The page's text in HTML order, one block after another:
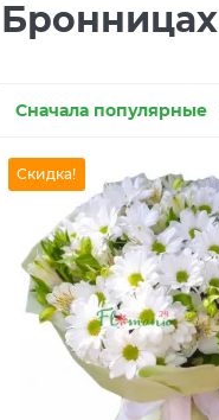
Сначала популярные
Скидка!